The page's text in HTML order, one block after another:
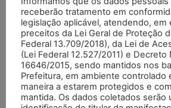
Março
Abril
Maio
receberão tratamento em
legislação aplicável, atendendo, em
preceitos da Lei Geral de Proteção
Federal 13.709/2018), da Lei de
(Lei Federal 12.527/2011) e Decreto
16646/2015, sendo mantidos nos
Prefeitura, em ambiente controlado
maneira a estarem protegidos e
mantida. Os dados coletados serão